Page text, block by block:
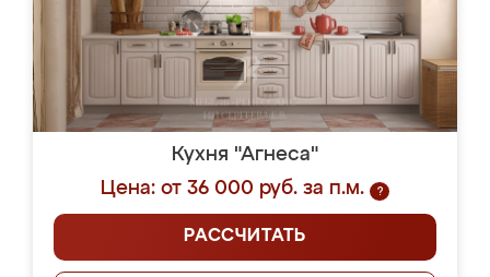
Кухня "Агнеса"
Цена: от 36 000 руб. за п.м.
?
РАССЧИТАТЬ